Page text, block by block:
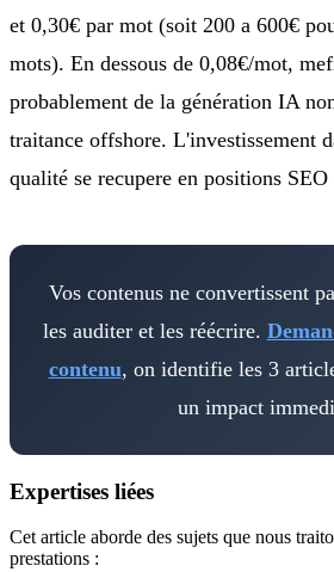
et 0,30€ par mot (soit 200 a 600€
mots). En dessous de 0,08€/mot,
probablement de la génération IA
traitance offshore. L'investissement
qualité se recupere en positions
Vos contenus ne convertissent
les auditer et les réécrire.
contenu, on identifie les 3
un impact
Expertises liées
Cet article aborde des sujets que nous
prestations :